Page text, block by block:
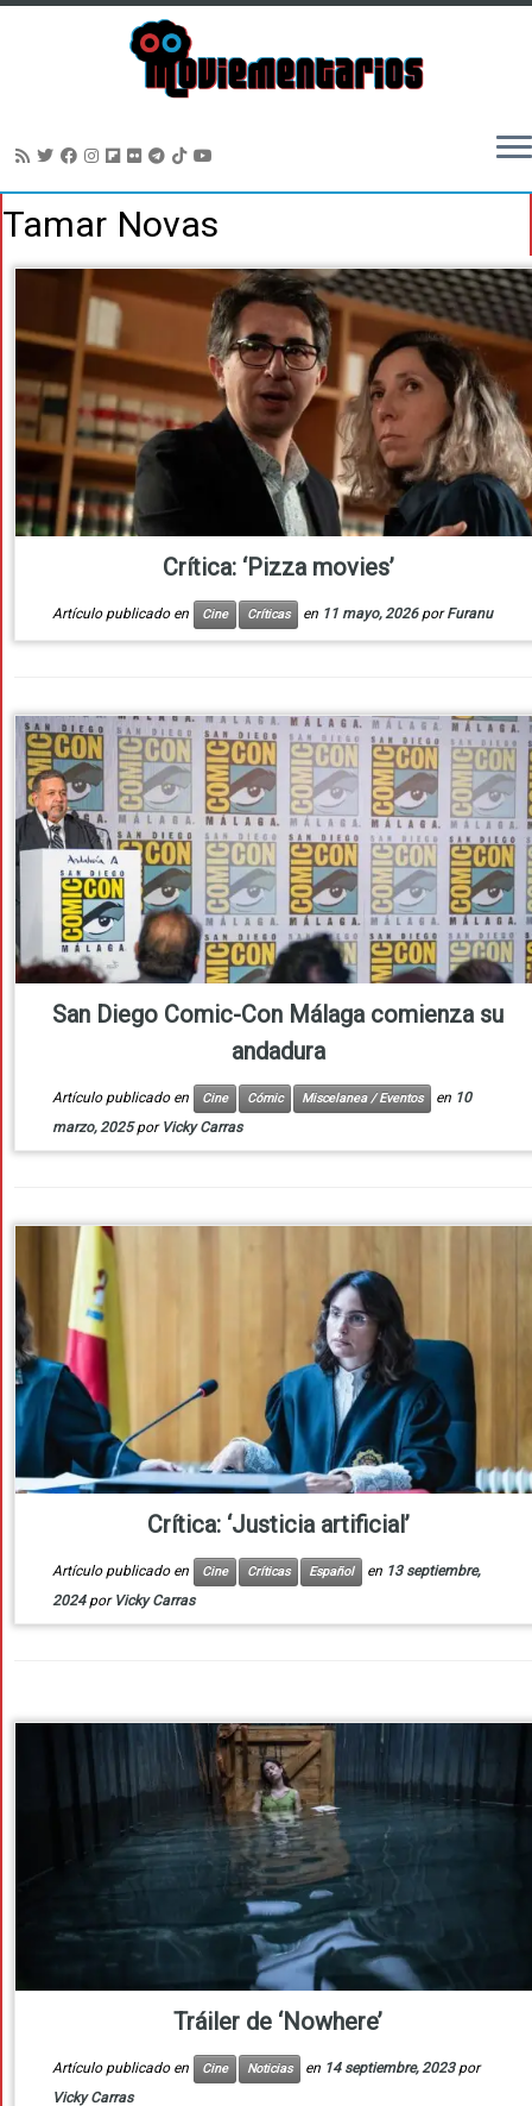
Tamar Novas
Crítica: ‘Pizza movies’
Artículo publicado en Cine Críticas en 11 mayo, 2026 porFuranu
San Diego Comic-Con Málaga comienza su
andadura
Artículo publicado en Cine Cómic Miscelanea / Eventos en 10
marzo, 2025 por Vicky Carras
Crítica: ‘Justicia artificial’
Artículo publicado en Cine Críticas Español en 13 septiembre,
2024 por Vicky Carras
Tráiler de ‘Nowhere’
Artículo publicado en Cine Noticias en 14 septiembre, 2023 por
Vicky Carras